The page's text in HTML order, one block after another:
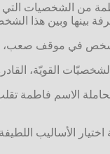
من الشخصيات
بينها وبين هذا
في موقف صعب،
القويّة،
الاسم فاطمة
الأساليب